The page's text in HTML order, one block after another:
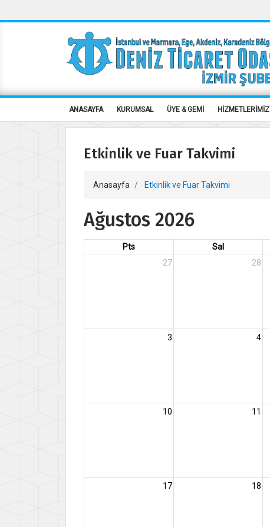
ANASAYFA KURUMSAL ÜYE & GEMİ HİZMETLERİMİZ
Etkinlik ve Fuar Takvimi
Anasayfa Etkinlik ve Fuar Takvimi
Ağustos 2026
Pts Sal
27
28
3 4
10 11
17 18